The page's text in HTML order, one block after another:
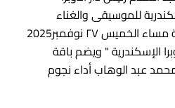
للموسيقى والغناء
العربى يقام الحفل فى الثامنة مساء الخميس ٢٧ نوفمبر2025
الإسكندرية " ويضم باقة
محمد عبد الوهاب أداء نجوم